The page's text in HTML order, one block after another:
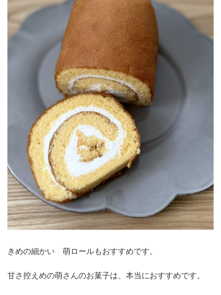
きめの細かい 萌ロールもおすすめです。
甘さ控えめの萌さんのお菓子は、本当におすすめです。